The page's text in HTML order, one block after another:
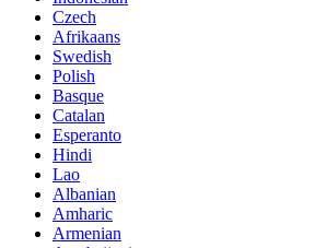
Czech
Afrikaans
Swedish
Polish
Basque
Catalan
Esperanto
Hindi
Lao
Albanian
Amharic
Armenian